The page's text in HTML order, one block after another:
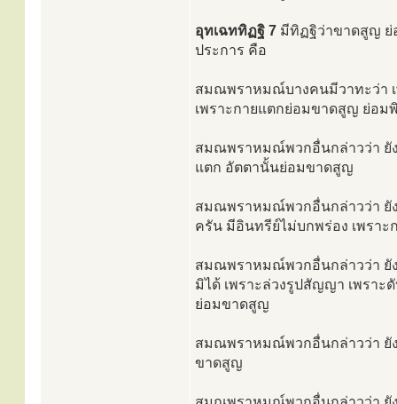
อุทเฉททิฏฐิ 7 มีทิฏฐิว่าขาดสูญ ย่
ประการ คือ
สมณพราหมณ์บางคนมีวาทะว่า เ
เพราะกายแตกย่อมขาดสูญ ย่อม
สมณพราหมณ์พวกอื่นกล่าวว่า ยัง
แตก อัตตานั้นย่อมขาดสูญ
สมณพราหมณ์พวกอื่นกล่าวว่า ยั
ครัน มีอินทรีย์ไม่บกพร่อง เพรา
สมณพราหมณ์พวกอื่นกล่าวว่า ยั
มิได้ เพราะล่วงรูปสัญญา เพรา
ย่อมขาดสูญ
สมณพราหมณ์พวกอื่นกล่าวว่า ยั
ขาดสูญ